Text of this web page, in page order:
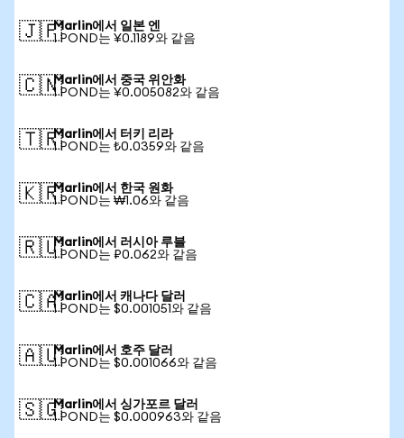
🇯🇵Marlin에서 일본 엔
1 POND는 ¥0.1189와 같음
🇨🇳Marlin에서 중국 위안화
1 POND는 ¥0.005082와 같음
🇹🇷Marlin에서 터키 리라
1 POND는 ₺0.0359와 같음
🇰🇷Marlin에서 한국 원화
1 POND는 ₩1.06와 같음
🇷🇺Marlin에서 러시아 루블
1 POND는 ₽0.062와 같음
🇨🇦Marlin에서 캐나다 달러
1 POND는 $0.001051와 같음
🇦🇺Marlin에서 호주 달러
1 POND는 $0.001066와 같음
🇸🇬Marlin에서 싱가포르 달러
1 POND는 $0.000963와 같음